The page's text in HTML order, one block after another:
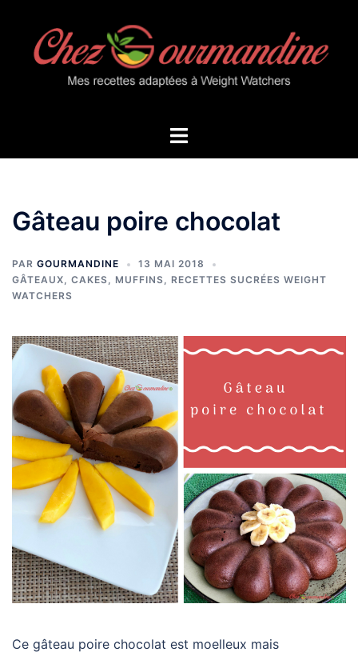
contenu
Ouvrir/fermer
Gâteau poire chocolat
PAR GOURMANDINE
13 MAI 2018
GÂTEAUX, CAKES, MUFFINS, RECETTES SUCRÉES WEIGHT
WATCHERS
Ce gâteau poire chocolat est moelleux mais